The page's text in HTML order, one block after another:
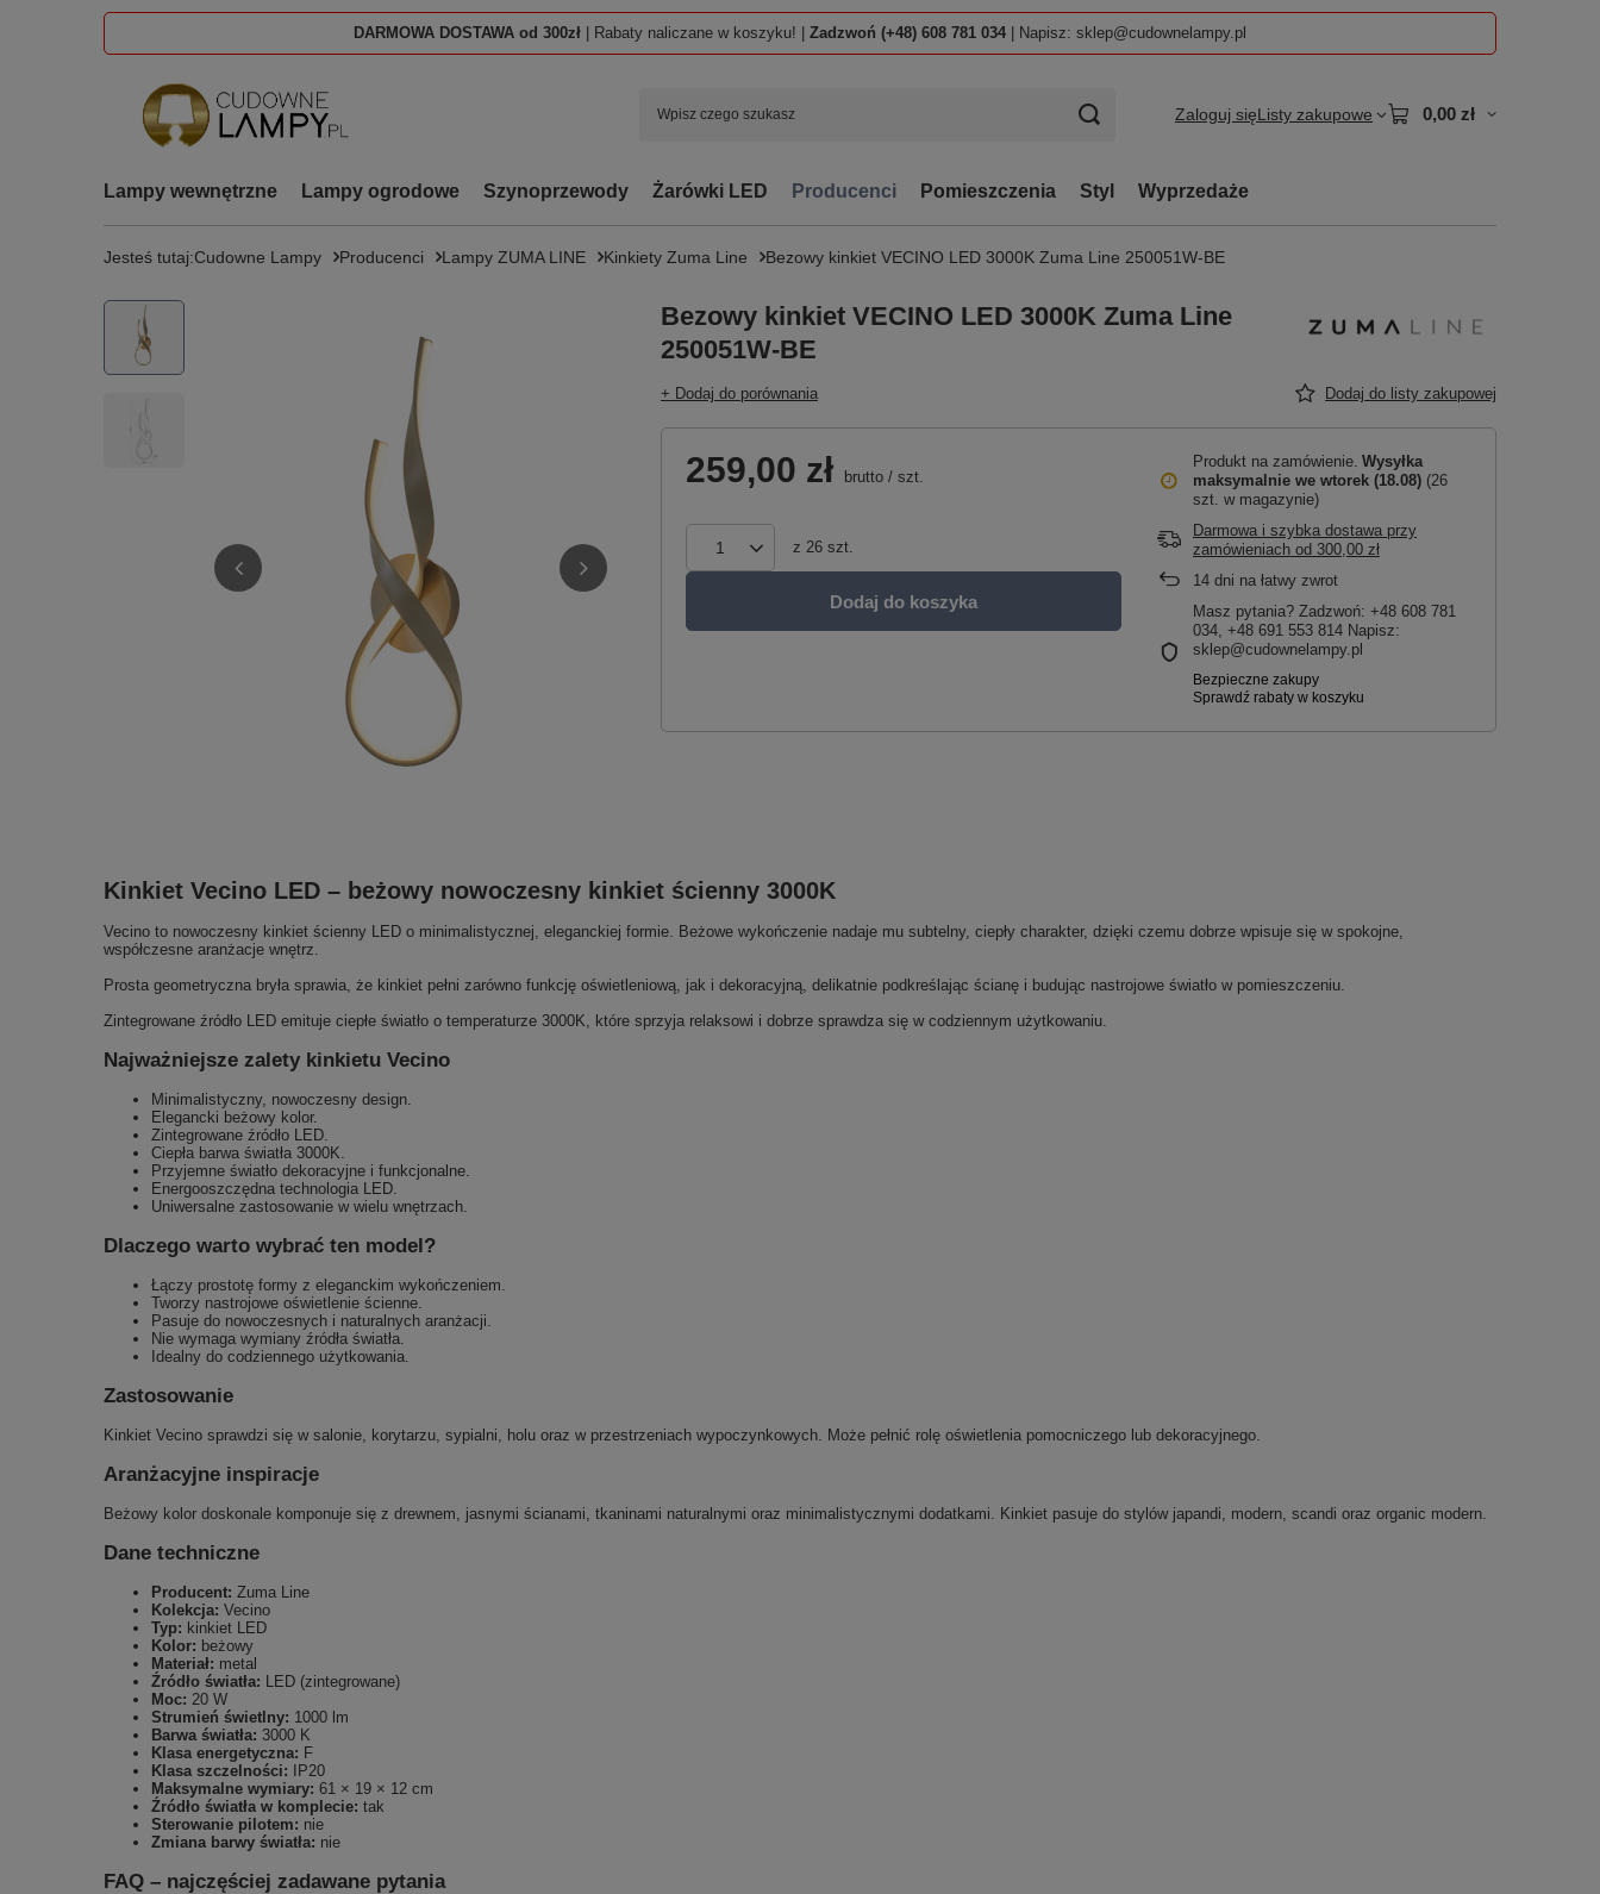
DARMOWA DOSTAWA od 300zł | Rabaty naliczane w koszyku! | Zadzwoń (+48) 608 781 034 | Napisz: sklep@cudownelampy.pl
Zaloguj sięListy zakupowe 0,00 zł
Lampy wewnętrzne Lampy ogrodowe Szynoprzewody Żarówki LED Producenci Pomieszczenia Styl Wyprzedaże
Jesteś tutaj:Cudowne Lampy Producenci Lampy ZUMA LINE Kinkiety Zuma Line Bezowy kinkiet VECINO LED 3000K Zuma Line 250051W-BE
Bezowy kinkiet VECINO LED 3000K Zuma Line
250051W-BE
+ Dodaj do porównania Dodaj do listy zakupowej
259,00 zł brutto / szt.
z 26 szt.
Dodaj do koszyka
Produkt na zamówienie Wysyłka
maksymalnie we wtorek (18.08) (26
szt. w magazynie)
Darmowa i szybka dostawa przy
zamówieniach od 300,00 zł
14 dni na łatwy zwrot
Masz pytania? Zadzwoń: +48 608 781
034, +48 691 553 814 Napisz:
sklep@cudownelampy.pl
Kinkiet Vecino LED – beżowy nowoczesny kinkiet ścienny 3000K
Vecino to nowoczesny kinkiet ścienny LED o minimalistycznej, eleganckiej formie. Beżowe wykończenie nadaje mu subtelny, ciepły charakter, dzięki czemu dobrze wpisuje się w spokojne,
współczesne aranżacje wnętrz.
Prosta geometryczna bryła sprawia, że kinkiet pełni zarówno funkcję oświetleniową, jak i dekoracyjną, delikatnie podkreślając ścianę i budując nastrojowe światło w pomieszczeniu.
Zintegrowane źródło LED emituje ciepłe światło o temperaturze 3000K, które sprzyja relaksowi i dobrze sprawdza się w codziennym użytkowaniu.
Najważniejsze zalety kinkietu Vecino
Minimalistyczny, nowoczesny design.
Elegancki beżowy kolor.
Zintegrowane źródło LED.
Ciepła barwa światła 3000K.
Przyjemne światło dekoracyjne i funkcjonalne.
Energooszczędna technologia LED.
Uniwersalne zastosowanie w wielu wnętrzach.
Dlaczego warto wybrać ten model?
Łączy prostotę formy z eleganckim wykończeniem.
Tworzy nastrojowe oświetlenie ścienne.
Pasuje do nowoczesnych i naturalnych aranżacji.
Nie wymaga wymiany źródła światła.
Idealny do codziennego użytkowania.
Zastosowanie
Kinkiet Vecino sprawdzi się w salonie, korytarzu, sypialni, holu oraz w przestrzeniach wypoczynkowych. Może pełnić rolę oświetlenia pomocniczego lub dekoracyjnego.
Aranżacyjne inspiracje
Beżowy kolor doskonale komponuje się z drewnem, jasnymi ścianami, tkaninami naturalnymi oraz minimalistycznymi dodatkami. Kinkiet pasuje do stylów japandi, modern, scandi oraz organic modern.
Dane techniczne
Producent: Zuma Line
Kolekcja: Vecino
Typ: kinkiet LED
Kolor: beżowy
Materiał: metal
Źródło światła: LED (zintegrowane)
Moc: 20 W
Strumień świetlny: 1000 lm
Barwa światła: 3000 K
Klasa energetyczna: F
Klasa szczelności: IP20
Maksymalne wymiary: 61 × 19 × 12 cm
Źródło światła w komplecie: tak
Sterowanie pilotem: nie
Zmiana barwy światła: nie
FAQ – najczęściej zadawane pytania